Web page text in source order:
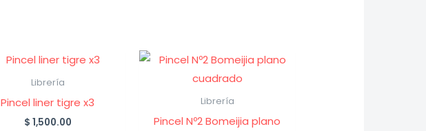
Librería
Pincel liner tigre x3
$ 1,500.00
Librería
Pincel Nº2 Bomeijia plano